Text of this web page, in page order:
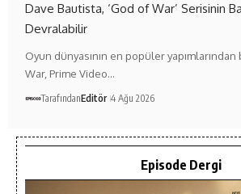
Dave Bautista, ‘God of War’ Serisinin
Devralabilir
Oyun dünyasının en popüler
War, Prime Video…
TarafındanEditör 4 Ağu 2026
Episode Dergi